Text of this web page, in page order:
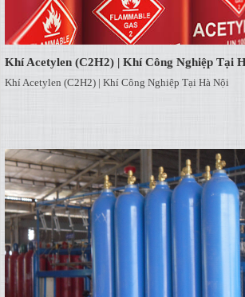
Khí Acetylen (C2H2) | Khí Công Nghiệp Tại
Khí Acetylen (C2H2) | Khí Công Nghiệp Tại Hà Nội